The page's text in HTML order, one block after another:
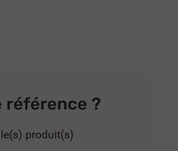
référence ?
produit(s)